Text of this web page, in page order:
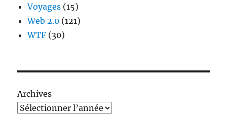
Voyages (15)
Web 2.0 (121)
WTF (30)
Archives